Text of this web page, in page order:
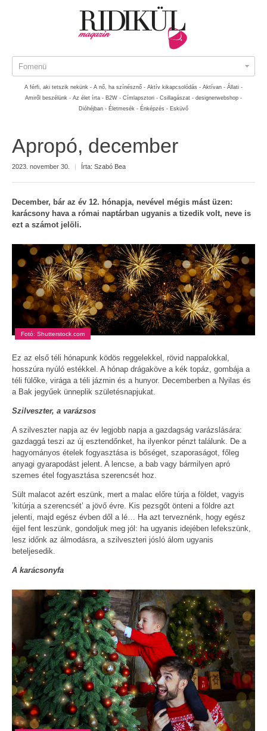
Fomenü
A férfi, aki tetszik nekünk - A nő, ha színésznő - Aktív kikapcsolódás - Aktívan - Állati -
Amiről beszélünk - Az élet írta - B2W - Címlapsztori - Csillagászat - designerwebshop -
Dióhéjban - Életmesék - Énképzés - Esküvő
Apropó, december
2023. november 30. | Írta: Szabó Bea
December, bár az év 12. hónapja, nevével mégis mást üzen:
karácsony hava a római naptárban ugyanis a tizedik volt, neve is
ezt a számot jelöli.
Fotó: Shutterstock.com
Ez az első téli hónapunk ködös reggelekkel, rövid nappalokkal,
hosszúra nyúló estékkel. A hónap drágaköve a kék topáz, gombája a
téli fülőke, virága a téli jázmin és a hunyor. Decemberben a Nyilas és
a Bak jegyűek ünneplik születésnapjukat.
Szilveszter, a varázsos
A szilveszter napja az év legjobb napja a gazdagság varázslására:
gazdaggá teszi az új esztendőnket, ha ilyenkor pénzt találunk. De a
hagyományos ételek fogyasztása is bőséget, szaporaságot, főleg
anyagi gyarapodást jelent. A lencse, a bab vagy bármilyen apró
szemes étel fogyasztása szerencsét hoz.
Sült malacot azért eszünk, mert a malac előre túrja a földet, vagyis
’kitúrja a szerencsét’ a jövő évre. Kis pezsgőt önteni a földre azt
jelenti, majd egész évben dől a lé… Ha azt terveznénk, hogy egész
éjjel fent leszünk, gondoljuk meg jól: ha ugyanis idejében lefekszünk,
lesz időnk az álmodásra, a szilveszteri jósló álom ugyanis
beteljesedik.
A karácsonyfa